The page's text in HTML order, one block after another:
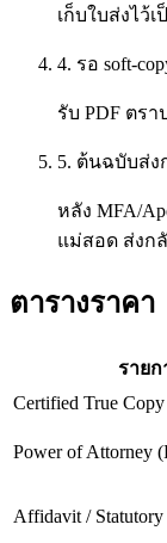
เก็บใบส่งไว้
4. รอ soft-
รับ PDF ตร
5. ต้นฉบับส่ง
หลัง MFA/
แม่สอด ส่งก
ตารางราคา
รายก
Certified True
Power of Attorney
Affidavit / Statutory